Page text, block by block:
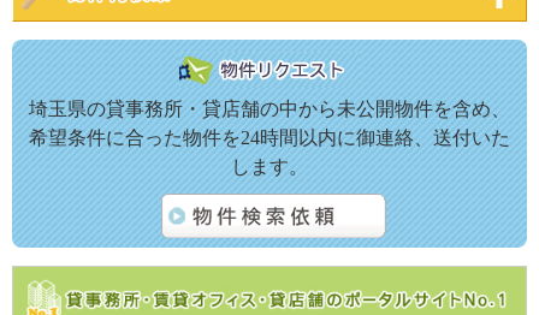
埼玉県の貸事務所・貸店舗の中から未公開物件を含め、
希望条件に合った物件を24時間以内に御連絡、送付いた
します。